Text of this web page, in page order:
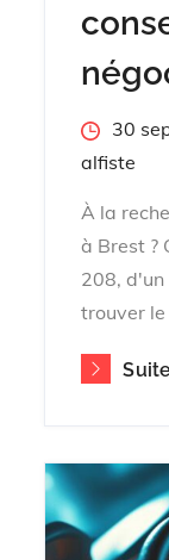
Posted
on
30
alfiste
À la
à Brest ?
208, d'un
trouver